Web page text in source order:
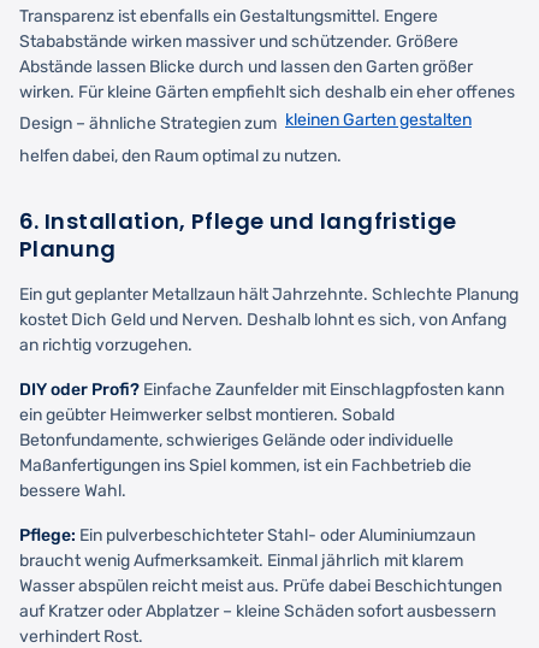
Transparenz ist ebenfalls ein Gestaltungsmittel. Engere
Stababstände wirken massiver und schützender. Größere
Abstände lassen Blicke durch und lassen den Garten größer
wirken. Für kleine Gärten empfiehlt sich deshalb ein eher offenes
Design – ähnliche Strategien zum kleinen Garten gestalten
helfen dabei, den Raum optimal zu nutzen.
6. Installation, Pflege und langfristige
Planung
Ein gut geplanter Metallzaun hält Jahrzehnte. Schlechte Planung
kostet Dich Geld und Nerven. Deshalb lohnt es sich, von Anfang
an richtig vorzugehen.
DIY oder Profi? Einfache Zaunfelder mit Einschlagpfosten kann
ein geübter Heimwerker selbst montieren. Sobald
Betonfundamente, schwieriges Gelände oder individuelle
Maßanfertigungen ins Spiel kommen, ist ein Fachbetrieb die
bessere Wahl.
Pflege: Ein pulverbeschichteter Stahl- oder Aluminiumzaun
braucht wenig Aufmerksamkeit. Einmal jährlich mit klarem
Wasser abspülen reicht meist aus. Prüfe dabei Beschichtungen
auf Kratzer oder Abplatzer – kleine Schäden sofort ausbessern
verhindert Rost.